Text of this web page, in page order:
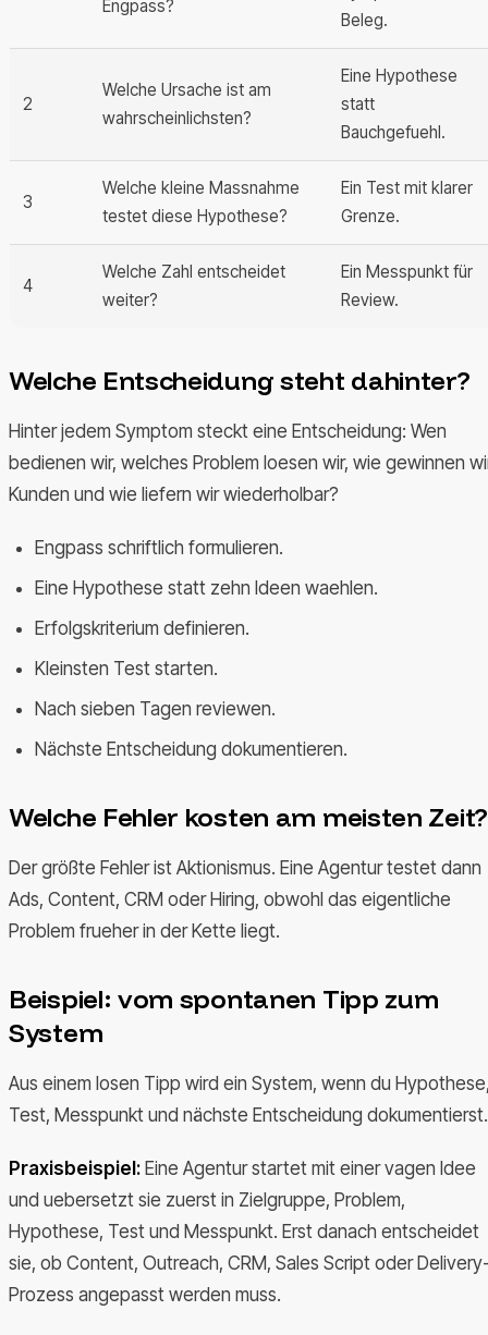
Engpass?
Beleg.
2
Welche Ursache ist am
wahrscheinlichsten?
Eine Hypothese
statt
Bauchgefuehl.
3
Welche kleine Massnahme
testet diese Hypothese?
Ein Test mit klarer
Grenze.
4
Welche Zahl entscheidet
weiter?
Ein Messpunkt für
Review.
Welche Entscheidung steht dahinter?
Hinter jedem Symptom steckt eine Entscheidung: Wen
bedienen wir, welches Problem loesen wir, wie gewinnen
Kunden und wie liefern wir wiederholbar?
Engpass schriftlich formulieren.
Eine Hypothese statt zehn Ideen waehlen.
Erfolgskriterium definieren.
Kleinsten Test starten.
Nach sieben Tagen reviewen.
Nächste Entscheidung dokumentieren.
Welche Fehler kosten am meisten Zeit?
Der größte Fehler ist Aktionismus. Eine Agentur testet dann
Ads, Content, CRM oder Hiring, obwohl das eigentliche
Problem frueher in der Kette liegt.
Beispiel: vom spontanen Tipp zum
System
Aus einem losen Tipp wird ein System, wenn du
Test, Messpunkt und nächste Entscheidung dokumentierst.
Praxisbeispiel: Eine Agentur startet mit einer vagen Idee
und uebersetzt sie zuerst in Zielgruppe, Problem,
Hypothese, Test und Messpunkt. Erst danach entscheidet
sie, ob Content, Outreach, CRM, Sales Script oder
Prozess angepasst werden muss.